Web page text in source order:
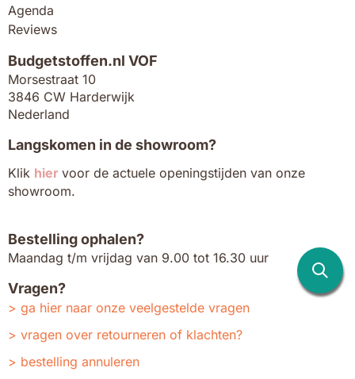
Agenda
Reviews
Budgetstoffen.nl VOF
Morsestraat 10
3846 CW Harderwijk
Nederland
Langskomen in de showroom?
Klik hier voor de actuele openingstijden van onze
showroom.
Bestelling ophalen?
Maandag t/m vrijdag van 9.00 tot 16.30 uur
Vragen?
ga hier naar onze veelgestelde vragen
vragen over retourneren of klachten?
bestelling annuleren